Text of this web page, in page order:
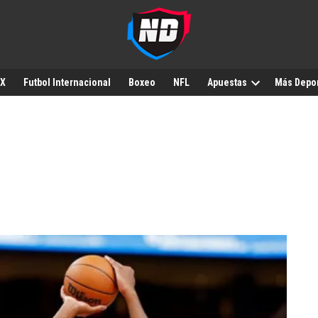
Futbol Internacional Boxeo NFL Apuestas Más